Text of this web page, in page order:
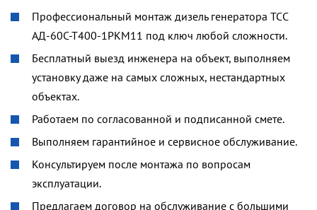
Профессиональный монтаж дизель генератора ТСС
АД-60С-Т400-1РКМ11 под ключ любой сложности.
Бесплатный выезд инженера на объект, выполняем
установку даже на самых сложных, нестандартных
объектах.
Работаем по согласованной и подписанной смете.
Выполняем гарантийное и сервисное обслуживание.
Консультируем после монтажа по вопросам
эксплуатации.
Предлагаем договор на обслуживание с большими